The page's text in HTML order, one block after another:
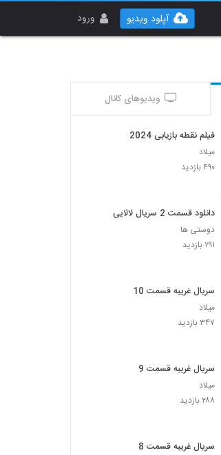
ورود آپلود ویدیو
ویدیوهای کانال
فیلم نقطه بازیابی 2024
میلاد
۴۹۰ بازدید
دانلود قسمت 2 سریال لالایی
دوستی ها
۲۹۱ بازدید
سریال غریبه قسمت 10
میلاد
۳۴۷ بازدید
سریال غریبه قسمت 9
میلاد
۲۸۸ بازدید
سریال غریبه قسمت 8